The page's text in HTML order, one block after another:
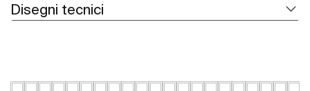
Disegni tecnici